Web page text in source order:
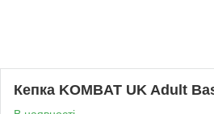
Кепка KOMBAT UK Adult